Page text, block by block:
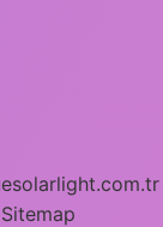
Sitemap